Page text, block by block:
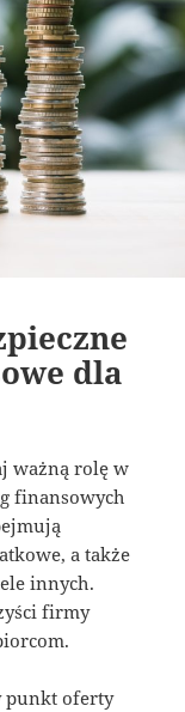
dla
ważną rolę w
finansowych
a także
innych.
firmy
punkt oferty